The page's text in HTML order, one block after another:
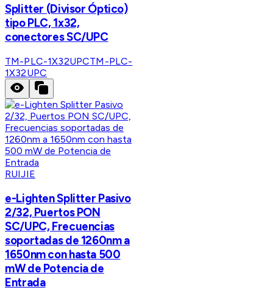
Splitter (Divisor Óptico)
tipo PLC, 1x32,
conectores SC/UPC
TM-PLC-1X32UPCTM-PLC-
1X32UPC
RUIJIE
e-Lighten Splitter Pasivo
2/32, Puertos PON
SC/UPC, Frecuencias
soportadas de 1260nm a
1650nm con hasta 500
mW de Potencia de
Entrada